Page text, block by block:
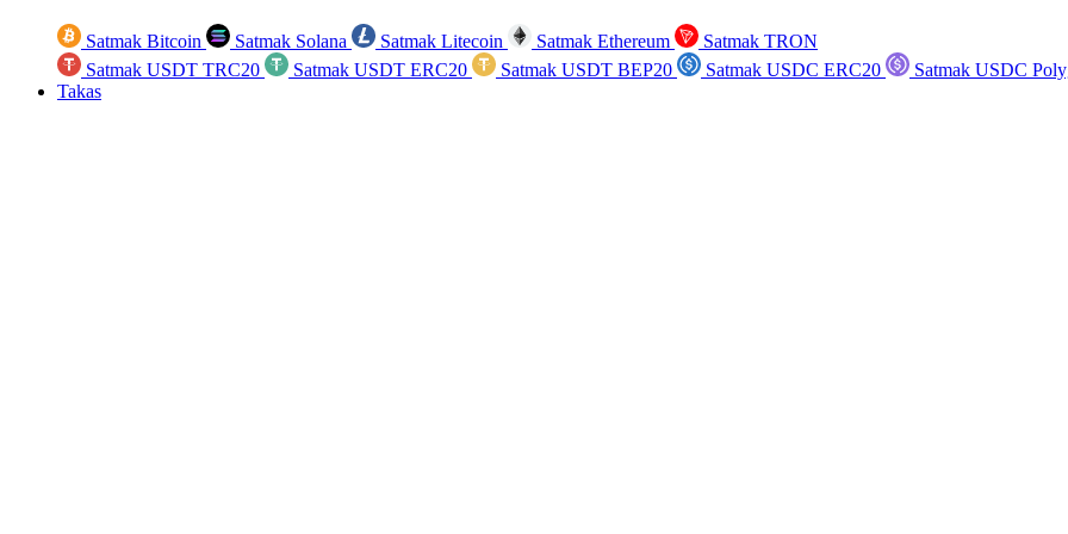
Satmak Bitcoin Satmak Solana Satmak Litecoin Satmak Ethereum
Satmak TRON
Satmak USDT TRC20
Satmak USDT ERC20 Satmak USDT BEP20 Satmak USDC ERC20
Satmak USDC
Takas